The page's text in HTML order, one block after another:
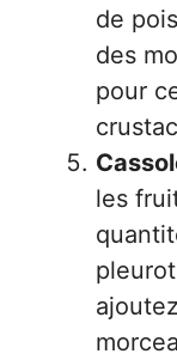
de
des
pour
les